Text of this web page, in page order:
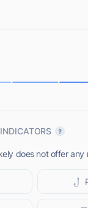
does not offer any